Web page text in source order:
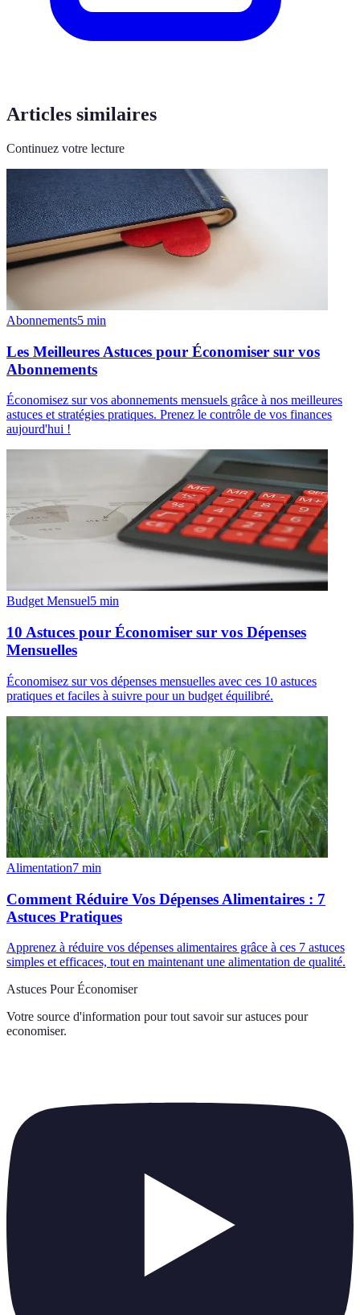
Articles similaires
Continuez votre lecture
Abonnements5 min
Les Meilleures Astuces pour Économiser sur vos
Abonnements
Économisez sur vos abonnements mensuels grâce à nos meilleures
astuces et stratégies pratiques. Prenez le contrôle de vos finances
aujourd'hui !
Budget Mensuel5 min
10 Astuces pour Économiser sur vos Dépenses
Mensuelles
Économisez sur vos dépenses mensuelles avec ces 10 astuces
pratiques et faciles à suivre pour un budget équilibré.
Alimentation7 min
Comment Réduire Vos Dépenses Alimentaires : 7
Astuces Pratiques
Apprenez à réduire vos dépenses alimentaires grâce à ces 7 astuces
simples et efficaces, tout en maintenant une alimentation de qualité.
Astuces Pour Économiser
Votre source d'information pour tout savoir sur astuces pour
economiser.